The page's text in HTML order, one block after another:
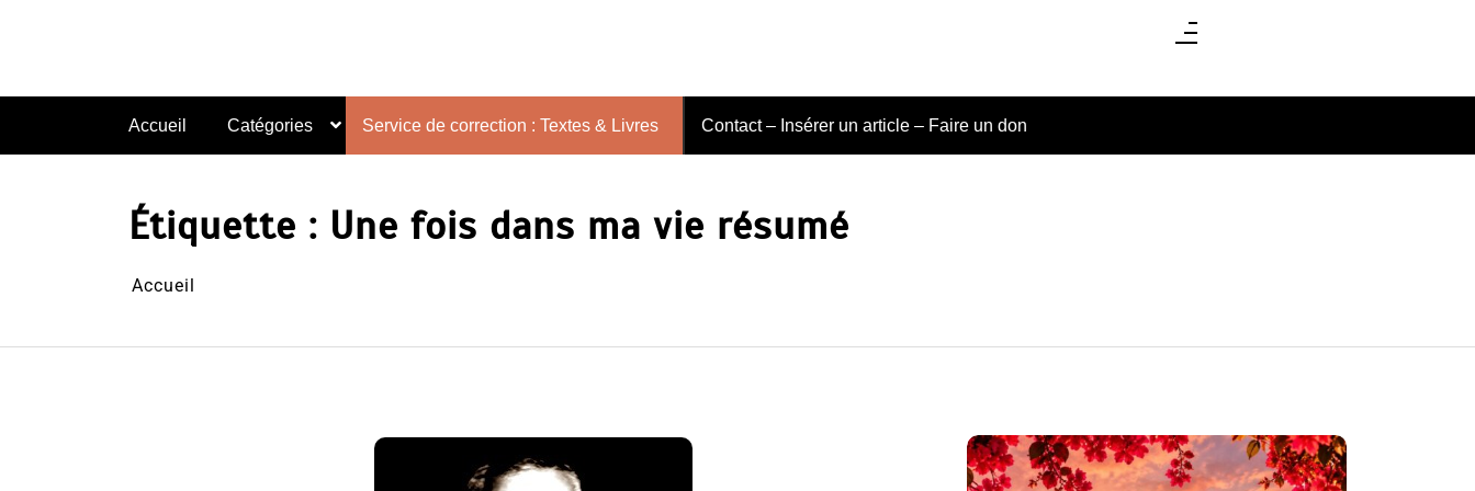
Accueil Catégories Service de correction : Textes & Livres Contact – Insérer un article – Faire un don
Étiquette : Une fois dans ma vie résumé
Accueil